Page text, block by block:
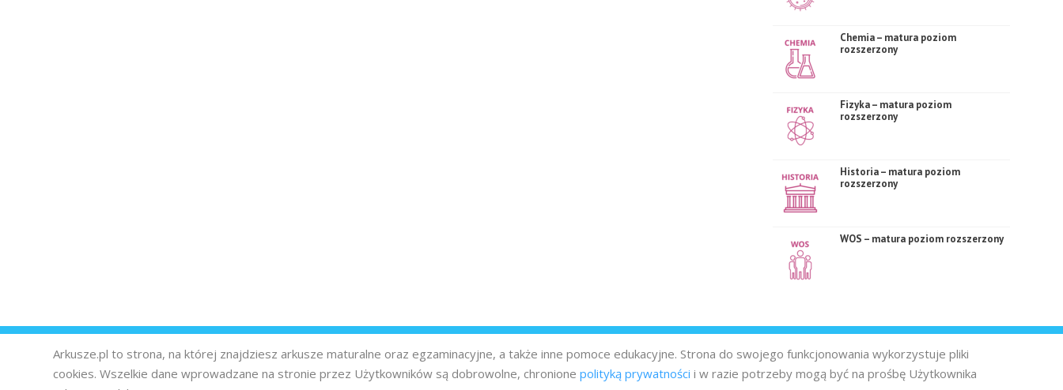
Chemia – matura poziom
rozszerzony
Fizyka – matura poziom
rozszerzony
Historia – matura poziom
rozszerzony
WOS – matura poziom rozszerzony
Arkusze.pl to strona, na której znajdziesz arkusze maturalne oraz egzaminacyjne, a także inne pomoce edukacyjne. Strona do swojego funkcjonowania wykorzystuje pliki
cookies. Wszelkie dane wprowadzane na stronie przez Użytkowników są dobrowolne, chronione polityką prywatności i w razie potrzeby mogą być na prośbę Użytkownika